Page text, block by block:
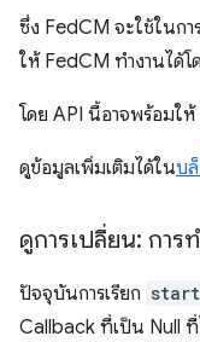
ซึ่ง FedCM จะใช้ในก
ให้ FedCM ทำงานได้
โดย API นี้อาจพร้อมใ
ดูข้อมูลเพิ่มเติมได้ในบ
ดูการเปลี่ยน: การ
ปัจจุบันการเรียก
Callback ที่เป็น Null